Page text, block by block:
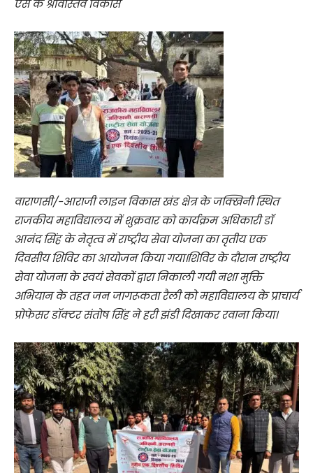
एस के श्रीवास्तव विकास
वाराणसी/-आराजी लाइन विकास खंड क्षेत्र के जक्खिनी स्थित
राजकीय महाविद्यालय में शुक्रवार को कार्यक्रम अधिकारी डॉ
आनंद सिंह के नेतृत्व में राष्ट्रीय सेवा योजना का तृतीय एक
दिवसीय शिविर का आयोजन किया गया।शिविर के दौरान राष्ट्रीय
सेवा योजना के स्वयं सेवकों द्वारा निकाली गयी नशा मुक्ति
अभियान के तहत जन जागरूकता रैली को महाविद्यालय के प्राचार्य
प्रोफेसर डॉक्टर संतोष सिंह ने हरी झंडी दिखाकर रवाना किया।